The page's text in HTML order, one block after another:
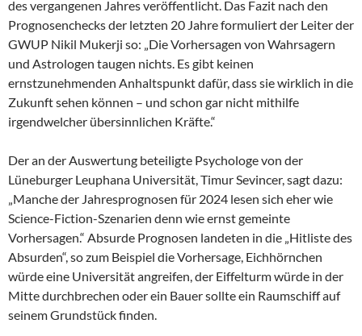
des vergangenen Jahres veröffentlicht. Das Fazit nach den
Prognosenchecks der letzten 20 Jahre formuliert der Leiter der
GWUP Nikil Mukerji so: „Die Vorhersagen von Wahrsagern
und Astrologen taugen nichts. Es gibt keinen
ernstzunehmenden Anhaltspunkt dafür, dass sie wirklich in die
Zukunft sehen können – und schon gar nicht mithilfe
irgendwelcher übersinnlichen Kräfte.“
Der an der Auswertung beteiligte Psychologe von der
Lüneburger Leuphana Universität, Timur Sevincer, sagt dazu:
„Manche der Jahresprognosen für 2024 lesen sich eher wie
Science-Fiction-Szenarien denn wie ernst gemeinte
Vorhersagen.“ Absurde Prognosen landeten in die „Hitliste des
Absurden“, so zum Beispiel die Vorhersage, Eichhörnchen
würde eine Universität angreifen, der Eiffelturm würde in der
Mitte durchbrechen oder ein Bauer sollte ein Raumschiff auf
seinem Grundstück finden.